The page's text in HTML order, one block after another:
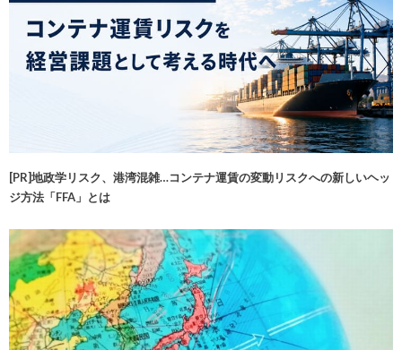
[PR]地政学リスク、港湾混雑…コンテナ運賃の変動リスクへの新しいヘッ
ジ方法「FFA」とは